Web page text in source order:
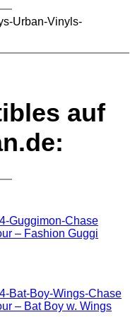
auf
– Fashion Guggi
– Bat Boy w. Wings